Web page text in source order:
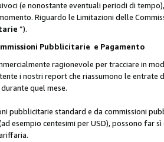
(e nonostante eventuali periodi di
Riguardo le Limitazioni delle
”).
Pubblicitarie e Pagamento
ragionevole per tracciare in
i nostri report che riassumono le
quel mese.
pubblicitarie standard e da commissioni
esempio centesimi per USD), possono far